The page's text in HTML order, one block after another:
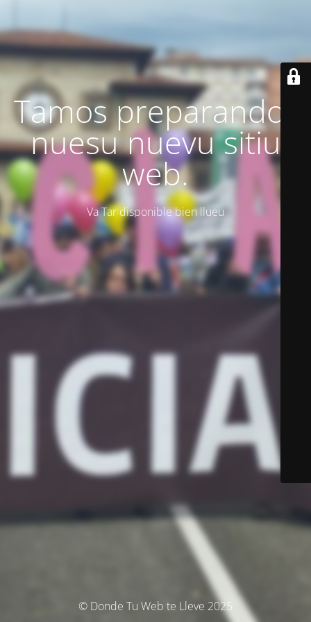
Tamos preparando'l
nuesu nuevu sitiu
web.
Va Tar disponible bien llueu
© Donde Tu Web te Lleve 2025